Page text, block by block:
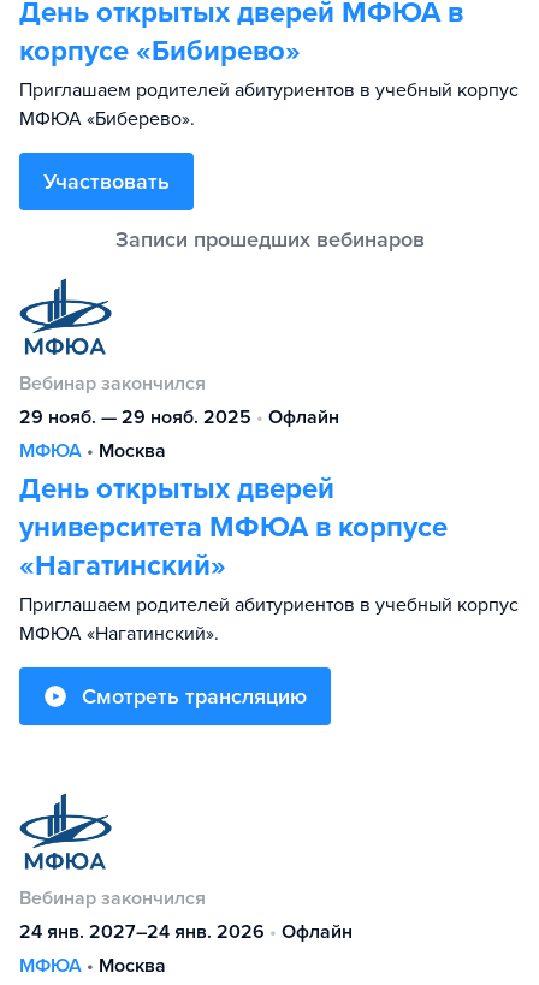
День открытых дверей МФЮА в
корпусе «Бибирево»
Приглашаем родителей абитуриентов в учебный корпус
МФЮА «Биберево».
Участвовать
Вебинар закончился
29 нояб. — 29 нояб. 2025 • Офлайн
МФЮА • Москва
День открытых дверей
университета МФЮА в корпусе
«Нагатинский»
Приглашаем родителей абитуриентов в учебный корпус
МФЮА «Нагатинский».
Смотреть трансляцию
Вебинар закончился
24 янв. 2027–24 янв. 2026 • Офлайн
МФЮА • Москва